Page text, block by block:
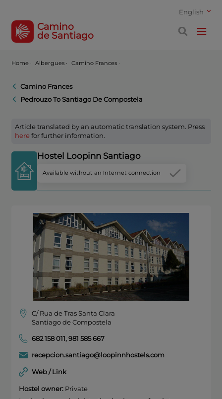
English
Camino
de Santiago
Home · Albergues · Camino Frances ·
Camino Frances
Pedrouzo To Santiago De Compostela
Article translated by an automatic translation system. Press
herefor further information.
Hostel Loopinn Santiago
Available without an Internet connection
C/ Rua de Tras Santa Clara
Santiago de Compostela
682 158 011,981 585 667
recepcion.santiago@loopinnhostels.com
Web / Link
Hostel owner:Private